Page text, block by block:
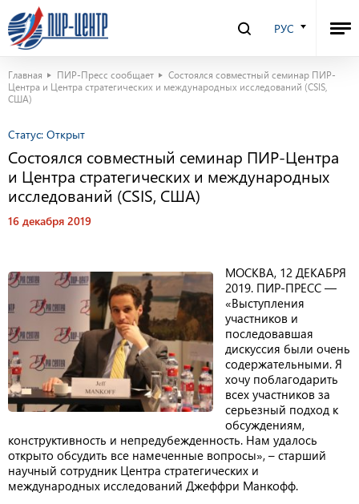
РУС
Главная ПИР-Пресс сообщает
Состоялся совместный семинар ПИР-
Центра и Центра стратегических и международных исследований (CSIS,
США)
Статус: Открыт
Состоялся совместный семинар ПИР-Центра
и Центра стратегических и международных
исследований (CSIS, США)
16 декабря 2019
МОСКВА, 12 ДЕКАБРЯ
2019. ПИР-ПРЕСС —
«Выступления
участников и
последовавшая
дискуссия были очень
содержательными. Я
хочу поблагодарить
всех участников за
серьезный подход к
обсуждениям,
конструктивность и непредубежденность. Нам удалось
открыто обсудить все намеченные вопросы», – старший
научный сотрудник Центра стратегических и
международных исследований Джеффри Манкофф.